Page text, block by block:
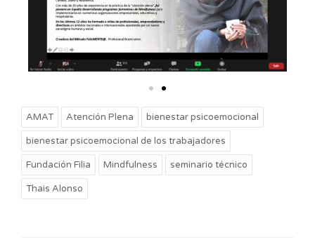
AMAT Atención Plena bienestar psicoemocional
bienestar psicoemocional de los trabajadores
Fundación Filia Mindfulness seminario técnico
Thais Alonso